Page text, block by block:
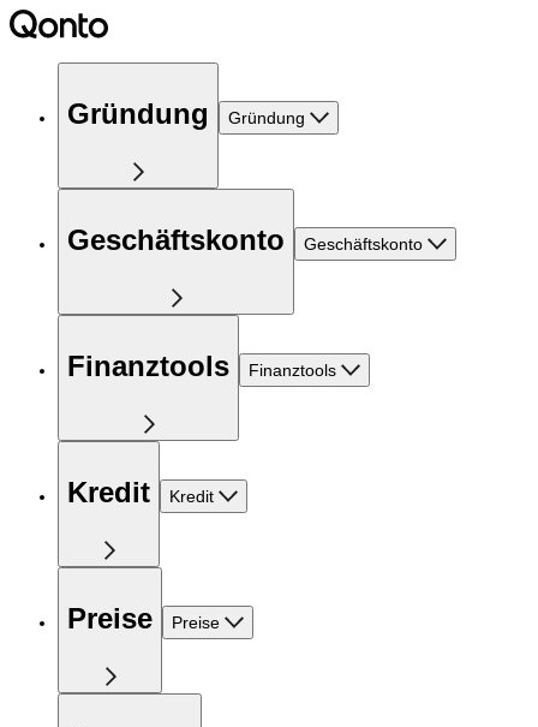
Gründung Gründung
Geschäftskonto Geschäftskonto
Finanztools Finanztools
Kredit Kredit
Preise Preise